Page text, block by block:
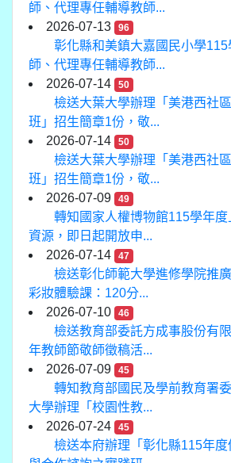
師、代理專任輔導教師...
2026-07-13
96
彰化縣和美鎮大嘉國民小學
師、代理專任輔導教師...
2026-07-14
50
檢送大葉大學辦理「美港西社
班」招生簡章1份，敬...
2026-07-14
50
檢送大葉大學辦理「美港西社
班」招生簡章1份，敬...
2026-07-09
49
轉知國家人權博物館115學年
資源，即日起開放申...
2026-07-14
47
檢送彰化師範大學進修學院推
彩妝體驗課：120分...
2026-07-10
46
檢送教育部委託方成事股份有
年教師節敬師徵稿活...
2026-07-09
45
轉知教育部國民及學前教育署
大學辦理「校園性教...
2026-07-24
45
檢送本府辦理「彰化縣115年